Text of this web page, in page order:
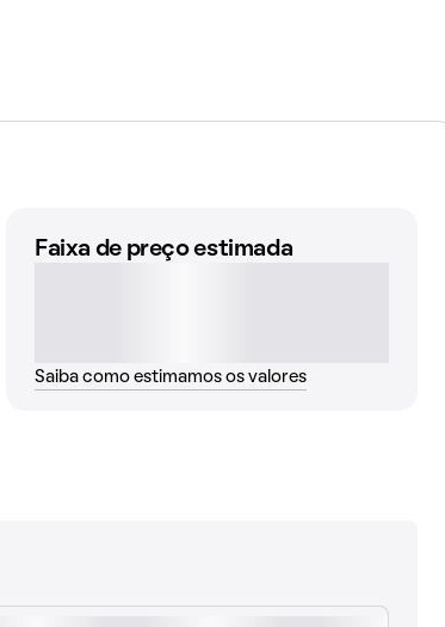
Faixa de preço estimada
Saiba como estimamos os valores